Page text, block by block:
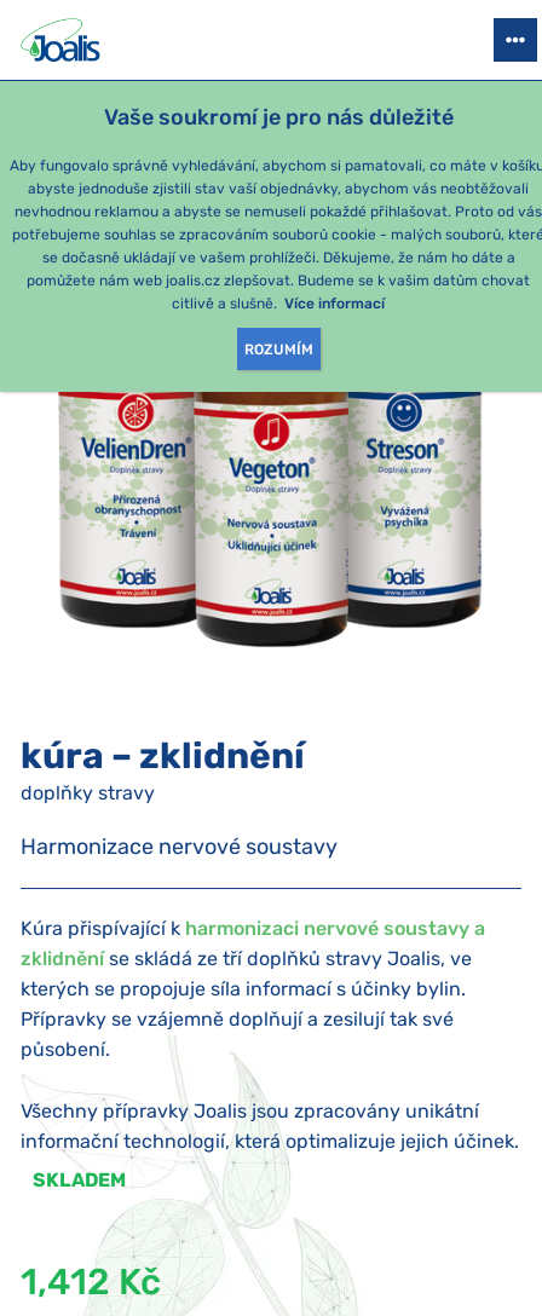
Vaše soukromí je pro nás důležité
Aby fungovalo správně vyhledávání, abychom si pamatovali, co máte v
abyste jednoduše zjistili stav vaší objednávky, abychom vás neobtěžovali
nevhodnou reklamou a abyste se nemuseli pokaždé přihlašovat. Proto od vás
potřebujeme souhlas se zpracováním souborů cookie - malých souborů,
se dočasně ukládají ve vašem prohlížeči. Děkujeme, že nám ho dáte a
pomůžete nám web joalis.cz zlepšovat. Budeme se k vašim datům chovat
citlivě a slušně. Více informací
ROZUMÍM
PRODUKTY PODLE OBTÍŽÍ SEZÓNNÍ BALÍČKY PRO DĚTI
e-shop Joalis Podle obtíží PSYCHIKA Zklidnění kúra
kúra – zklidnění
doplňky stravy
Harmonizace nervové soustavy
Kúra přispívající k harmonizaci nervové soustavy a
zklidnění se skládá ze tří doplňků stravy Joalis, ve
kterých se propojuje síla informací s účinky bylin.
Přípravky se vzájemně doplňují a zesilují tak své
působení.
Všechny přípravky Joalis jsou zpracovány unikátní
informační technologií, která optimalizuje jejich účinek.
SKLADEM
1,412 Kč